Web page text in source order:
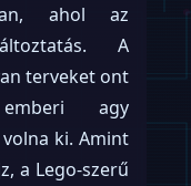
ahol az
A
terveket ont
agy
ki. Amint
a Lego-szerű